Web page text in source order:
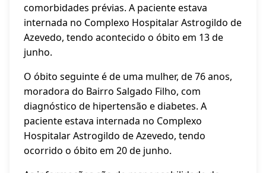
comorbidades prévias. A paciente estava
internada no Complexo Hospitalar Astrogildo de
Azevedo, tendo acontecido o óbito em 13 de
junho.
O óbito seguinte é de uma mulher, de 76 anos,
moradora do Bairro Salgado Filho, com
diagnóstico de hipertensão e diabetes. A
paciente estava internada no Complexo
Hospitalar Astrogildo de Azevedo, tendo
ocorrido o óbito em 20 de junho.